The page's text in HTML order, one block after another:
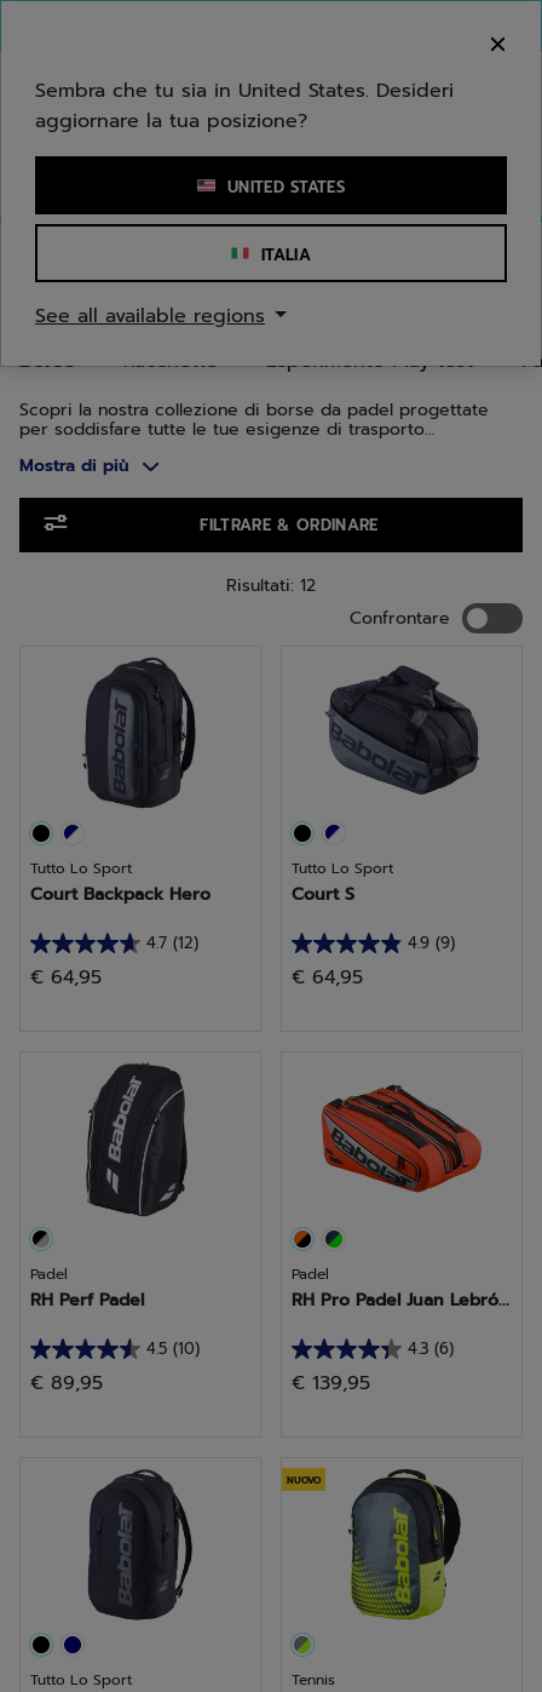
Inserisci una parola chiave o il numero di un articolo
BORSE DA PADEL
Racchette Esperimento Play test
Borse
Scopri la nostra collezione di borse da padel progettate
per soddisfare tutte le tue esigenze di trasporto
esperto, le nostre borse offrono la combinazione perfetta
protezione della tua attrezzatura.
Mostra di più
FILTRARE & ORDINARE
Risultati: 12
Confrontare
Tutto Lo Sport
Court Backpack Hero
4.7 (12)
4.7
su
recensioni
€ 64,95
Tutto Lo Sport
Court S
4.9 (9)
4.9
su
recensioni
€ 64,95
Padel
RH Perf Padel
4.5 (10)
4.5
su
recensioni
€ 89,95
Padel
RH Pro Padel Juan Lebró...
4.3 (6)
4.3
su
6
recensioni
€ 139,95
Tutto Lo Sport
NUOVO
Tennis
Sembra che tu sia in United States. Desideri
aggiornare la tua posizione?
UNITED STATES
ITALIA
See all available regions